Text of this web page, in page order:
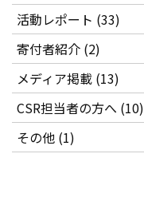
活動レポート (33)
寄付者紹介 (2)
メディア掲載 (13)
CSR担当者の方へ (10)
その他 (1)